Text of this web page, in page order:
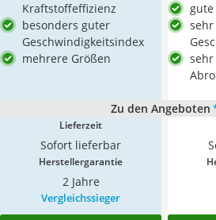
Kraftstoffeffizienz
besonders guter
Geschwindigkeitsindex
mehrere Größen
sehr
Zu den Angeboten
Lieferzeit
Sofort lieferbar
Herstellergarantie
2 Jahre
Vergleichssieger